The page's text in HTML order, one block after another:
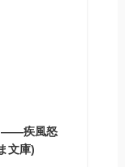
――疾風怒
文庫)